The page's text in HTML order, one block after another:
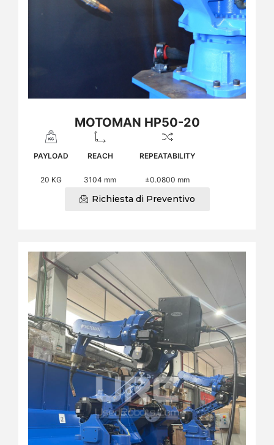
MOTOMAN HP50-20
PAYLOAD
20 KG
REACH
3104 mm
REPEATABILITY
±0.0800 mm
Richiesta di Preventivo